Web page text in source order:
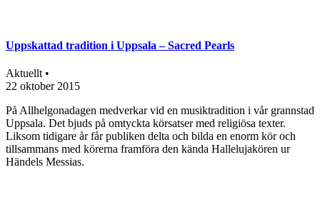
Uppskattad tradition i Uppsala – Sacred Pearls
Aktuellt •
22 oktober 2015
På Allhelgonadagen medverkar vid en musiktradition i vår grannstad
Uppsala. Det bjuds på omtyckta körsatser med religiösa texter.
Liksom tidigare år får publiken delta och bilda en enorm kör och
tillsammans med körerna framföra den kända Hallelujakören ur
Händels Messias.